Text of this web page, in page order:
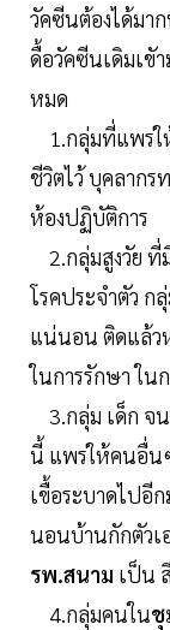
วัคซีนต้องได้มา
ดื้อวัคซีนเดิมเขั
หมด
1.กลุ่มที่แพร่ใ
ชีวิตไว้ บุคลากร
ห้องปฏิบัติการ
2.กลุ่มสูงวัย ที่
โรคประจำตัว ก
แน่นอน ติดแล้ว
ในการรักษา ใน
3.กลุ่ม เด็ก จ
นี้ แพร่ให้คนอื่น
เขื้อระบาดไปอี
นอนบ้านกักตัวเ
รพ.สนาม เป็น
4.กลุ่มคนใน